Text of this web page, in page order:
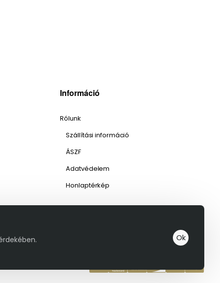
Ok
Információ
Rólunk
Szállítási információ
ÁSZF
Adatvédelem
Honlaptérkép